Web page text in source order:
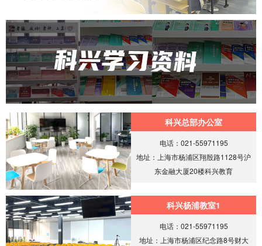
科兴总部办公室
电话：021-55971195
地址：上海市杨浦区翔殷路1128号沪
东金融大厦20楼科兴教育
科兴杨浦教室1
电话：021-55971195
地址：上海市杨浦区纪念路8号财大